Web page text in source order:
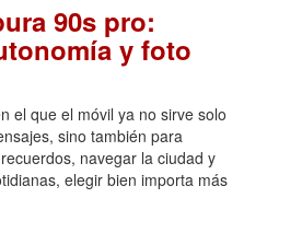
90s pro:
y foto
el que el móvil ya no sirve solo
sino también para
navegar la ciudad y
elegir bien importa más